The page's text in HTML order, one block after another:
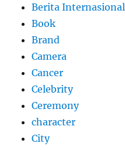
Berita Internasional
Book
Brand
Camera
Cancer
Celebrity
Ceremony
character
City